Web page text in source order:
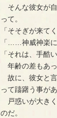
そんな彼女が
って。
「そそぎが来て
「……神威神楽
「それは、手酷い
年齢の差もあっ
故に、彼女と
って躊躇う事があ
戸惑いが大き
のだ。